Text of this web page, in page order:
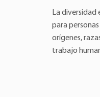
La
para
orígenes,
trabajo